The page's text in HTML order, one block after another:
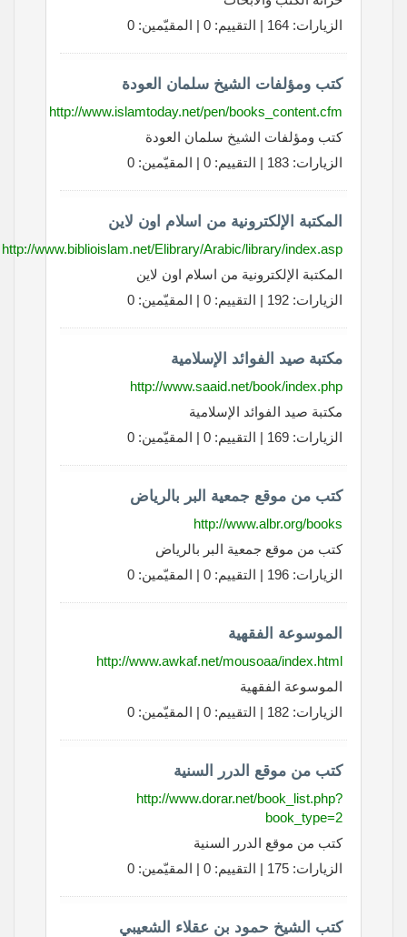
الزيارات: 164 | التقييم: 0 | المقيّمين: 0
كتب ومؤلفات الشيخ سلمان العودة
http://www.islamtoday.net/pen/books_content.cfm
كتب ومؤلفات الشيخ سلمان العودة
الزيارات: 183 | التقييم: 0 | المقيّمين: 0
المكتبة الإلكترونية من اسلام اون لاين
http://www.biblioislam.net/Elibrary/Arabic/library/index.asp
المكتبة الإلكترونية من اسلام اون لاين
الزيارات: 192 | التقييم: 0 | المقيّمين: 0
مكتبة صيد الفوائد الإسلامية
http://www.saaid.net/book/index.php
مكتبة صيد الفوائد الإسلامية
الزيارات: 169 | التقييم: 0 | المقيّمين: 0
كتب من موقع جمعية البر بالرياض
http://www.albr.org/books
كتب من موقع جمعية البر بالرياض
الزيارات: 196 | التقييم: 0 | المقيّمين: 0
الموسوعة الفقهية
http://www.awkaf.net/mousoaa/index.html
الموسوعة الفقهية
الزيارات: 182 | التقييم: 0 | المقيّمين: 0
كتب من موقع الدرر السنية
http://www.dorar.net/book_list.php?
book_type=2
كتب من موقع الدرر السنية
الزيارات: 175 | التقييم: 0 | المقيّمين: 0
كتب الشيخ حمود بن عقلاء الشعيبي